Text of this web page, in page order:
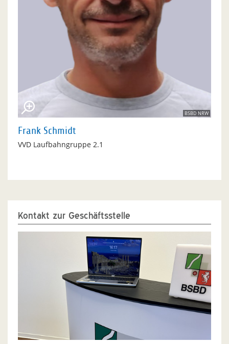
BSBD NRW
Frank Schmidt
VVD Laufbahngruppe 2.1
Kontakt zur Geschäftsstelle